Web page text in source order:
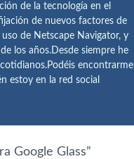
de la tecnología en el
de nuevos factores de
de Netscape Navigator, y
los años.Desde siempre he
encontrarme
estoy en la red social
Google Glass”